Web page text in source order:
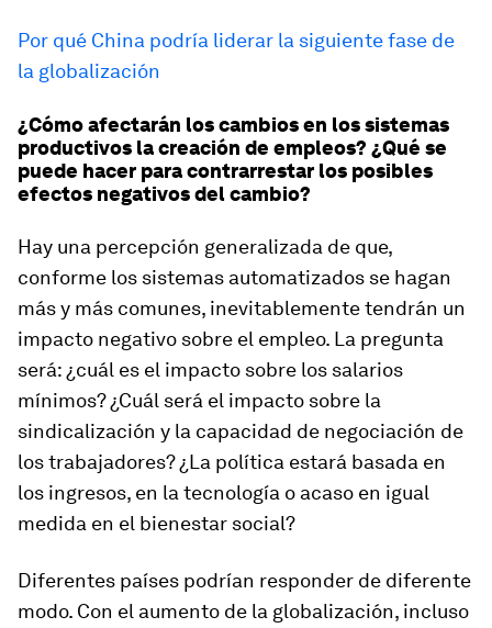
Por qué China podría liderar la siguiente fase de
la globalización
¿Cómo afectarán los cambios en los sistemas
productivos la creación de empleos? ¿Qué se
puede hacer para contrarrestar los posibles
efectos negativos del cambio?
Hay una percepción generalizada de que,
conforme los sistemas automatizados se hagan
más y más comunes, inevitablemente tendrán un
impacto negativo sobre el empleo. La pregunta
será: ¿cuál es el impacto sobre los salarios
mínimos? ¿Cuál será el impacto sobre la
sindicalización y la capacidad de negociación de
los trabajadores? ¿La política estará basada en
los ingresos, en la tecnología o acaso en igual
medida en el bienestar social?
Diferentes países podrían responder de diferente
modo. Con el aumento de la globalización, incluso